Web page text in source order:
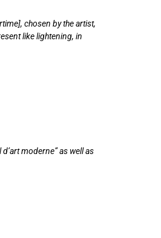
chosen by the artist,
like lightening, in
moderne” as well as